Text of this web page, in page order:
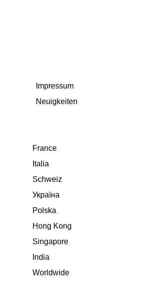
Impressum
Neuigkeiten
France
Italia
Schweiz
Україна
Polska
Hong Kong
Singapore
India
Worldwide